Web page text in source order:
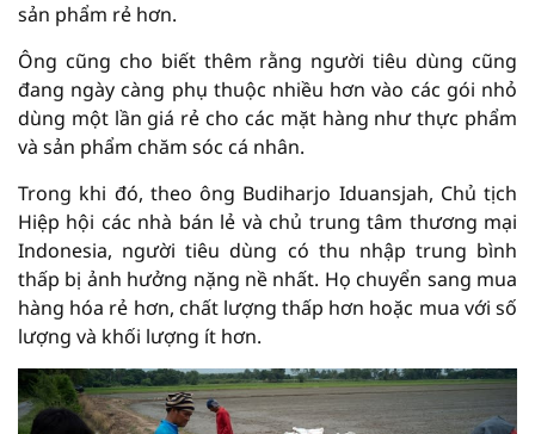
sản phẩm rẻ hơn.
Ông cũng cho biết thêm rằng người tiêu dùng cũng
đang ngày càng phụ thuộc nhiều hơn vào các gói nhỏ
dùng một lần giá rẻ cho các mặt hàng như thực phẩm
và sản phẩm chăm sóc cá nhân.
Trong khi đó, theo ông Budiharjo Iduansjah, Chủ tịch
Hiệp hội các nhà bán lẻ và chủ trung tâm thương mại
Indonesia, người tiêu dùng có thu nhập trung bình
thấp bị ảnh hưởng nặng nề nhất. Họ chuyển sang mua
hàng hóa rẻ hơn, chất lượng thấp hơn hoặc mua với số
lượng và khối lượng ít hơn.